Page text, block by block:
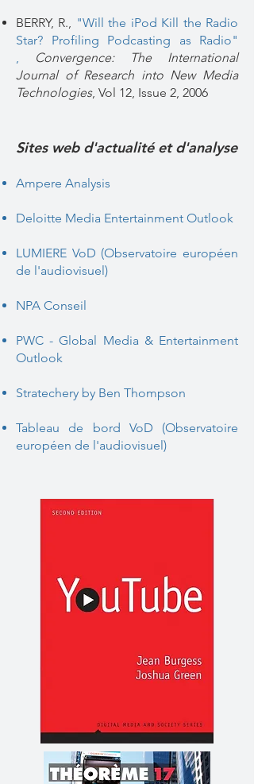
BERRY, R., "Will the iPod Kill the Radio
Star? Profiling Podcasting as Radio"​
,
Convergence: The International
Journal of Research into New Media
Technologies, Vol 12, Issue 2, 2006
Sites web d'actualité et d'analyse
Ampere Analysis
Deloitte Media Entertainment Outlook
LUMIERE VoD (Observatoire européen
de l'audiovisuel)
NPA Conseil
PWC - Global Media & Entertainment
Outlook
Stratechery by Ben Thompson
Tableau de bord VoD (Observatoire
européen de l'audiovisuel)